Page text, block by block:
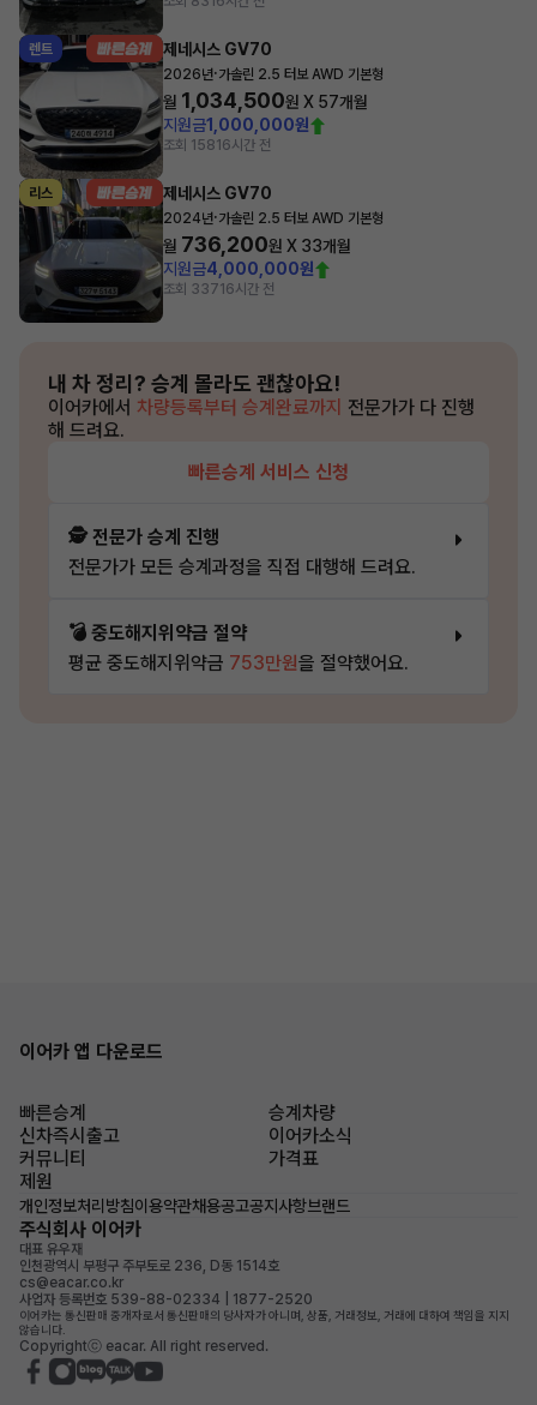
렌트 제네시스 GV70
2026년·가솔린 2.5 터보 AWD 기본형
월 1,034,500원 X 57개월
지원금1,000,000원
조회 15816시간 전
리스 제네시스 GV70
2024년·가솔린 2.5 터보 AWD 기본형
월 736,200원 X 33개월
지원금4,000,000원
조회 33716시간 전
내 차 정리? 승계 몰라도 괜찮아요!
이어카에서 차량등록부터 승계완료까지 전문가가 다 진행
해 드려요.
빠른승계 서비스 신청
🕵️ 전문가 승계 진행
전문가가 모든 승계과정을 직접 대행해 드려요.
💣 중도해지위약금 절약
평균 중도해지위약금 753만원을 절약했어요.
이어카 앱 다운로드
빠른승계
승계차량
신차즉시출고
이어카소식
커뮤니티
가격표
제원
개인정보처리방침이용약관채용공고공지사항브랜드
주식회사 이어카
대표 유우재
인천광역시 부평구 주부토로 236, D동 1514호
cs@eacar.co.kr
사업자 등록번호 539-88-02334 | 1877-2520
이어카는 통신판매 중개자로서 통신판매의 당사자가 아니며, 상품, 거래정보, 거래에 대하여 책임을 지지
않습니다.
Copyrightⓒ eacar. All right reserved.